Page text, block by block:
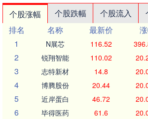
个股涨幅 个股跌幅 个股流入
排名
名称 最新价
1
N展芯 116.52
2 锐翔智能 110.02
3 志特新材 14.8
4 博腾股份 20.44
5 近岸蛋白 46.72
6 毕得医药 61.6